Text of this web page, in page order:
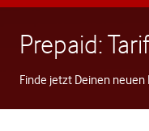
Prepaid:
Finde jetzt Deinen neuen